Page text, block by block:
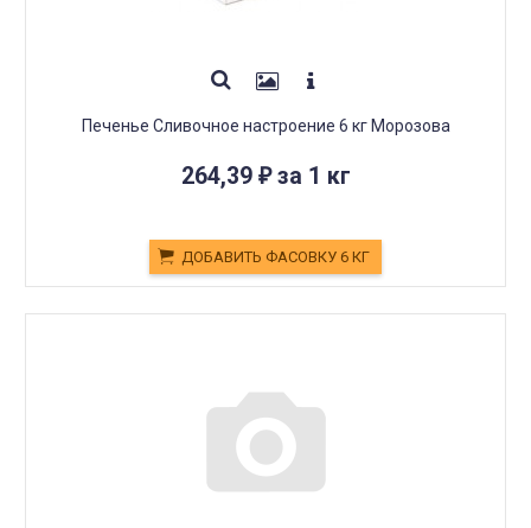
Печенье Сливочное настроение 6 кг Морозова
264,39 ₽за 1 кг
ДОБАВИТЬ ФАСОВКУ 6 КГ